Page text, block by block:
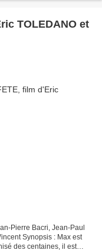
TOLEDANO et
Pierre Bacri, Jean-Paul
Synopsis : Max est
des centaines, il est